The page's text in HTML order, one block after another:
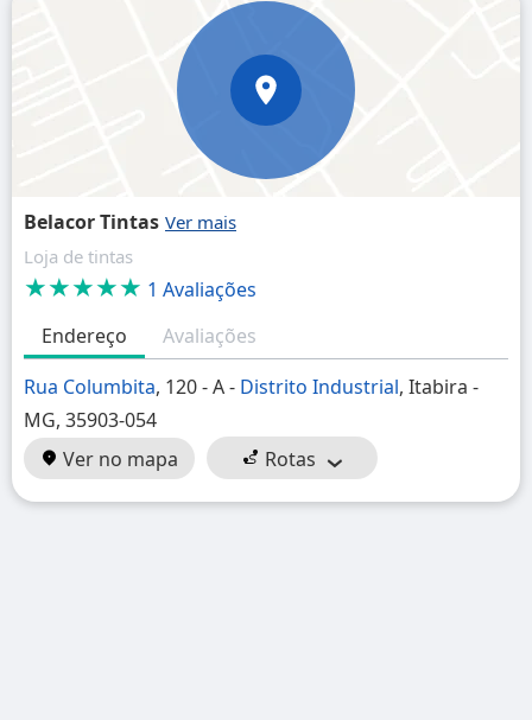
Belacor Tintas
Loja de tintas
★★★★★ 1 Avaliações
Endereço
Avaliações
Rua Columbita, 120 - A - Distrito Industrial, Itabira -
MG, 35903-054
Ver no mapa
Rotas